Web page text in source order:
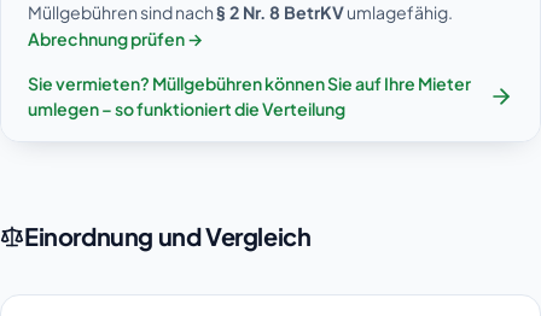
Müllgebühren sind nach§ 2 Nr. 8 BetrKVumlagefähig.
Abrechnung prüfen →
Sie vermieten? Müllgebühren können Sie auf Ihre Mieter
umlegen – so funktioniert die Verteilung
Einordnung und Vergleich